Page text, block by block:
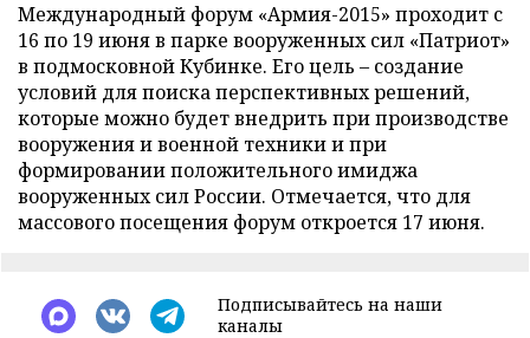
Международный форум «Армия-2015» проходит с
16 по 19 июня в парке вооруженных сил «Патриот»
в подмосковной Кубинке. Его цель – создание
условий для поиска перспективных решений,
которые можно будет внедрить при производстве
вооружения и военной техники и при
формировании положительного имиджа
вооруженных сил России. Отмечается, что для
массового посещения форум откроется 17 июня.
Подписывайтесь на наши
каналы